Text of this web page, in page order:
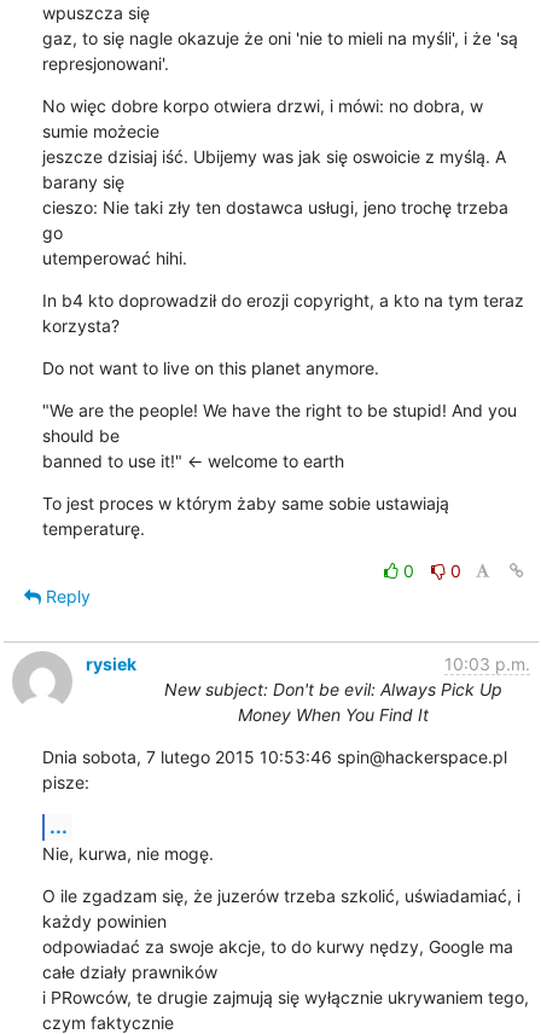
wpuszcza się
gaz, to się nagle okazuje że oni 'nie to mieli na myśli', i że 'są
represjonowani'.
No więc dobre korpo otwiera drzwi, i mówi: no dobra, w
sumie możecie
jeszcze dzisiaj iść. Ubijemy was jak się oswoicie z myślą. A
barany się
cieszo: Nie taki zły ten dostawca usługi, jeno trochę trzeba
go
utemperować hihi.
In b4 kto doprowadził do erozji copyright, a kto na tym teraz
korzysta?
Do not want to live on this planet anymore.
"We are the people! We have the right to be stupid! And you
should be
banned to use it!" <- welcome to earth
To jest proces w którym żaby same sobie ustawiają
temperaturę.
0
0
Reply
rysiek
10:03 p.m.
New subject: Don't be evil: Always Pick Up
Money When You Find It
Dnia sobota, 7 lutego 2015 10:53:46 spin@hackerspace.pl
pisze:
...
Nie, kurwa, nie mogę.
O ile zgadzam się, że juzerów trzeba szkolić, uświadamiać, i
każdy powinien
odpowiadać za swoje akcje, to do kurwy nędzy, Google ma
całe działy prawników
i PRowców, te drugie zajmują się wyłącznie ukrywaniem tego,
czym faktycznie